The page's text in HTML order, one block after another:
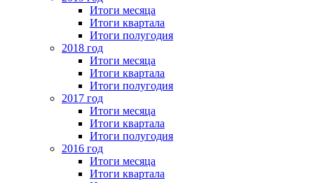
Итоги месяца
Итоги квартала
Итоги полугодия
2018 год
Итоги месяца
Итоги квартала
Итоги полугодия
2017 год
Итоги месяца
Итоги квартала
Итоги полугодия
2016 год
Итоги месяца
Итоги квартала